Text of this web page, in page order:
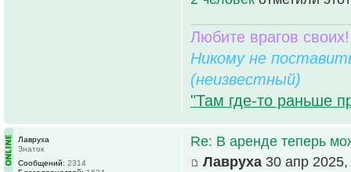
Любите врагов
Никому не
(неизвестный)
"Там где-то раньше
Re: В аренде теперь
Лавруха 30 апр
Лавруха
Знаток
Сообщений: 2314